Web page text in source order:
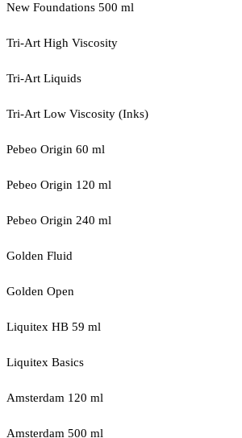
New Foundations 500 ml
Tri-Art High Viscosity
Tri-Art Liquids
Tri-Art Low Viscosity (Inks)
Pebeo Origin 60 ml
Pebeo Origin 120 ml
Pebeo Origin 240 ml
Golden Fluid
Golden Open
Liquitex HB 59 ml
Liquitex Basics
Amsterdam 120 ml
Amsterdam 500 ml